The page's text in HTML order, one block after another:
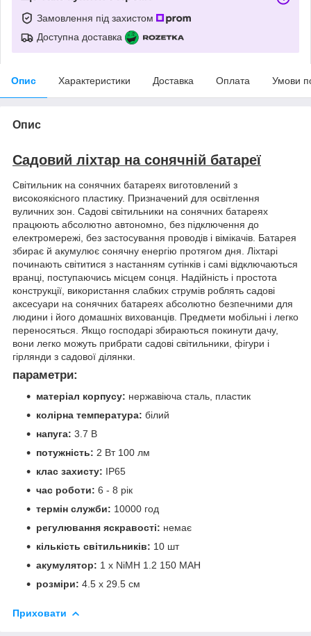
Замовлення під захистом
Доступна доставка
Опис Характеристики Доставка Оплата Умови
Опис
Садовий ліхтар на сонячній батареї
Світильник на сонячних батареях виготовлений з
високоякісного пластику. Призначений для освітлення
вуличних зон. Садові світильники на сонячних батареях
працюють абсолютно автономно, без підключення до
електромережі, без застосування проводів і вімікачів. Батарея
збирає й акумулює сонячну енергію протягом дня. Ліхтарі
починають світитися з настанням сутінків і самі відключаються
вранці, поступаючись місцем сонця. Надійність і простота
конструкції, використання слабких струмів роблять садові
аксесуари на сонячних батареях абсолютно безпечними для
людини і його домашніх вихованців. Предмети мобільні і легко
переносяться. Якщо господарі збираються покинути дачу,
вони легко можуть прибрати садові світильники, фігури і
гірлянди з садової ділянки.
параметри:
матеріал корпусу: нержавіюча сталь, пластик
колірна температура: білий
напуга: 3.7 В
потужність: 2 Вт 100 лм
клас захисту: IP65
час роботи: 6 - 8 рік
термін служби: 10000 год
регулювання яскравості: немає
кількість світильників: 10 шт
акумулятор: 1 х NiMH 1.2 150 MAH
розміри: 4.5 х 29.5 см
Приховати